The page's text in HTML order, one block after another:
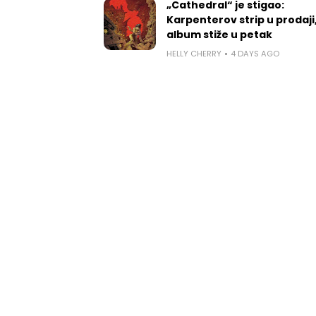
„Cathedral“ je stigao:
Karpenterov strip u
album stiže u petak
HELLY CHERRY 4 DAYS AGO